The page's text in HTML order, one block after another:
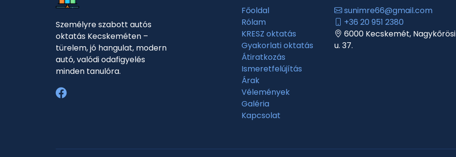
Személyre szabott autós
oktatás Kecskeméten –
türelem, jó hangulat, modern
autó, valódi odafigyelés
minden tanulóra.
Főoldal
Rólam
KRESZ oktatás
Gyakorlati oktatás
Átiratkozás
Ismeretfelújítás
Árak
Vélemények
Galéria
Kapcsolat
sunimre66@gmail.com
+36 20 951 2380
6000 Kecskemét, Nagykőrösi
u. 37.